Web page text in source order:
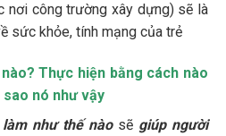
nơi công trường xây dựng) sẽ là
sức khỏe, tính mạng của trẻ
Thực hiện bằng cách nào
nó như vậy
làm như thế nàosẽ giúp người